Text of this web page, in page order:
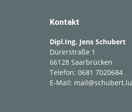
Kontakt
Dipl.Ing. Jens Schubert
Dürerstraße 1
66128 Saarbrücken
Telefon: 0681 7020684
E-Mail: mail@schubert.lu